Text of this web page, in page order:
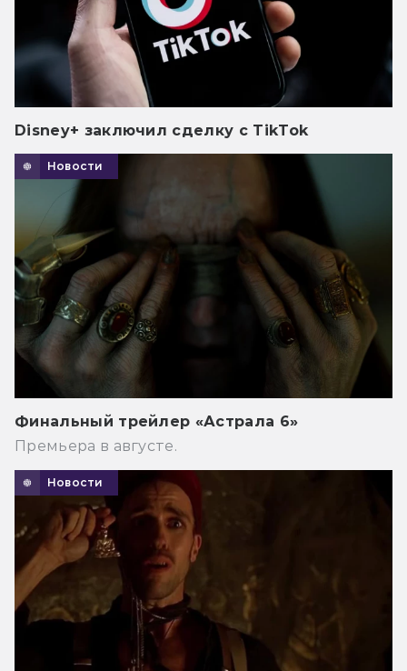
Disney+ заключил сделку с TikTok
Новости
Финальный трейлер «Астрала 6»
Премьера в августе.
Новости